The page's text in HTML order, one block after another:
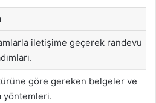
iletişime geçerek randevu
göre gereken belgeler ve
yöntemleri.